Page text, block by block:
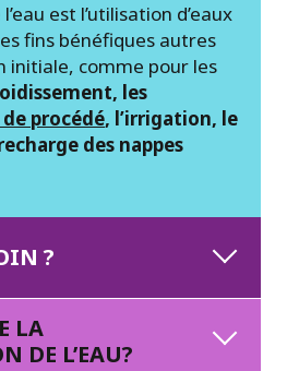
est l’utilisation d’eaux
fins bénéfiques autres
initiale, comme pour les
les
de procédé, l’irrigation, le
des nappes
?
LA
DE L’EAU?